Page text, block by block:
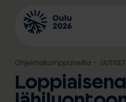
sisältöön
Ohjelmakumppaneilta UUTISET
Loppiaisena